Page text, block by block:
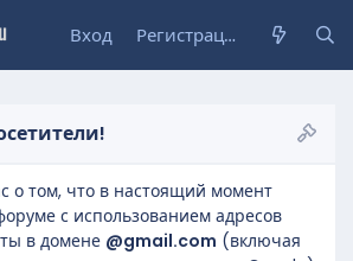
Вход Регистрация
о том, что в настоящий момент
с использованием адресов
в домене @gmail.com (включая